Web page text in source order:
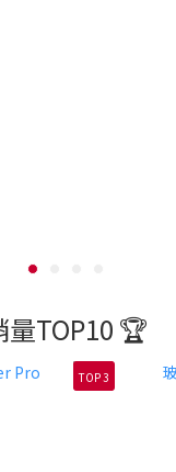
量TOP10 🏆
TOP 3